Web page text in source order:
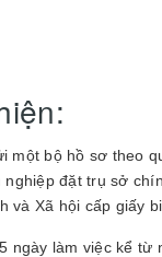
một bộ hồ sơ theo
đặt trụ sở
và Xã hội cấp giấy
ngày làm việc kể